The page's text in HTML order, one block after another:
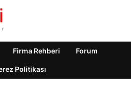
Firma Rehberi Forum
Politikası